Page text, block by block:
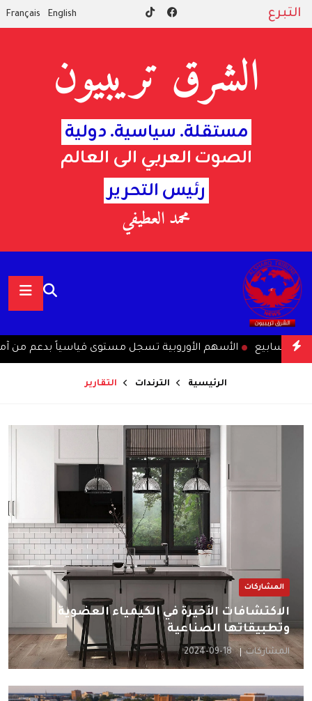
التبرع English
Français
رئيس التحرير
محمد العطيفي
الشرق تريبيون
مستقلة. سياسية. دولية
الصوت العربي الى العالم
الأسهم الأوروبية تسجل مستوى قياسياً بدعم من آمال
الرئيسية الترندات التقارير
المشاركات
الاكتشافات الأخيرة في الكيمياء العضوية
وتطبيقاتها الصناعية
المشاركات 2024-09-18